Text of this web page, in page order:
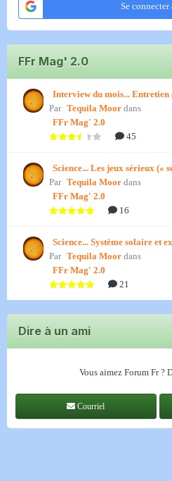
Se
FFr Mag' 2.0
Interview du mois...
Par Tequila Moor dans
FFr Mag' 2.0
45
Science... Les jeux sérieux («
Par Tequila Moor dans
FFr Mag' 2.0
16
Science... Système solaire et
Par Tequila Moor dans
FFr Mag' 2.0
21
Dire à un ami
Vous aimez Forum Fr ?
Courriel